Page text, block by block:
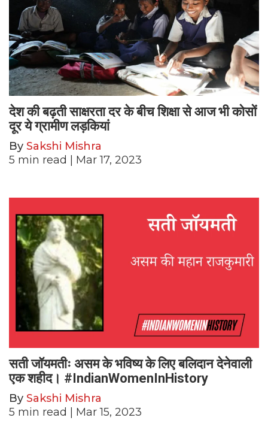
देश की बढ़ती साक्षरता दर के बीच शिक्षा से आज भी कोसों
दूर ये ग्रामीण लड़कियां
By Sakshi Mishra
5 min read | Mar 17, 2023
सती जॉयमतीः असम के भविष्य के लिए बलिदान देनेवाली
एक शहीद। #IndianWomenInHistory
By Sakshi Mishra
5 min read | Mar 15, 2023